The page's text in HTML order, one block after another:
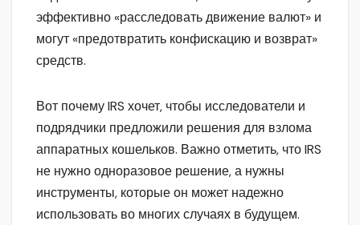
эффективно «расследовать движение валют» и
могут «предотвратить конфискацию и возврат»
средств.
Вот почему IRS хочет, чтобы исследователи и
подрядчики предложили решения для взлома
аппаратных кошельков. Важно отметить, что IRS
не нужно одноразовое решение, а нужны
инструменты, которые он может надежно
использовать во многих случаях в будущем.